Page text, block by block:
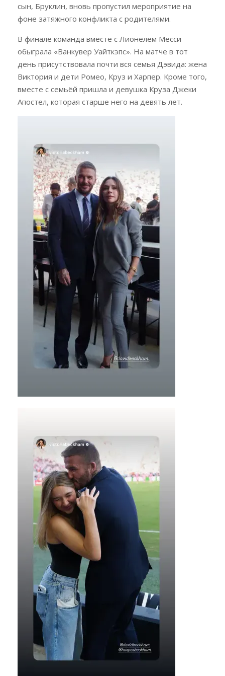
сын, Бруклин, вновь пропустил мероприятие на
фоне затяжного конфликта с родителями.
В финале команда вместе с Лионелем Месси
обыграла «Ванкувер Уайткэпс». На матче в тот
день присутствовала почти вся семья Дэвида: жена
Виктория и дети Ромео, Круз и Харпер. Кроме того,
вместе с семьёй пришла и девушка Круза Джеки
Апостел, которая старше него на девять лет.